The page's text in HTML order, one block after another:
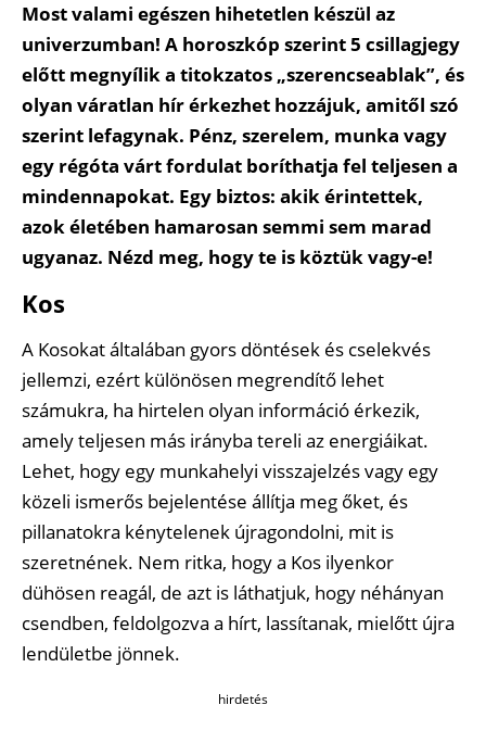
Most valami egészen hihetetlen készül az
univerzumban! A horoszkóp szerint 5 csillagjegy
előtt megnyílik a titokzatos „szerencseablak”, és
olyan váratlan hír érkezhet hozzájuk, amitől szó
szerint lefagynak. Pénz, szerelem, munka vagy
egy régóta várt fordulat boríthatja fel teljesen a
mindennapokat. Egy biztos: akik érintettek,
azok életében hamarosan semmi sem marad
ugyanaz. Nézd meg, hogy te is köztük vagy-e!
Kos
A Kosokat általában gyors döntések és cselekvés
jellemzi, ezért különösen megrendítő lehet
számukra, ha hirtelen olyan információ érkezik,
amely teljesen más irányba tereli az energiáikat.
Lehet, hogy egy munkahelyi visszajelzés vagy egy
közeli ismerős bejelentése állítja meg őket, és
pillanatokra kénytelenek újragondolni, mit is
szeretnének. Nem ritka, hogy a Kos ilyenkor
dühösen reagál, de azt is láthatjuk, hogy néhányan
csendben, feldolgozva a hírt, lassítanak, mielőtt újra
lendületbe jönnek.
hirdetés